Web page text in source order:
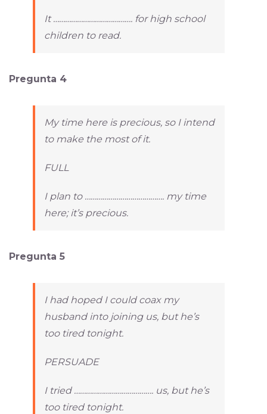
It …………………………………. for high school
children to read.
Pregunta 4
My time here is precious, so I intend
to make the most of it.
FULL
I plan to …………………………………. my time
here; it’s precious.
Pregunta 5
I had hoped I could coax my
husband into joining us, but he’s
too tired tonight.
PERSUADE
I tried …………………………………. us, but he’s
too tired tonight.